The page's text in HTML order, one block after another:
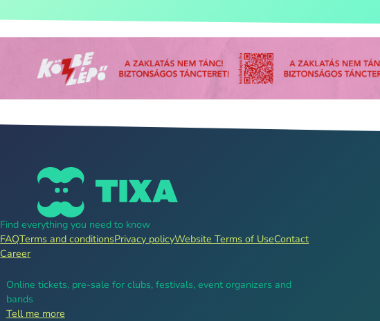
Find everything you need to know
FAQTerms and conditionsPrivacy policyWebsite Terms of UseContact
Career
Online tickets, pre-sale for clubs, festivals, event organizers and
bands
Tell me more